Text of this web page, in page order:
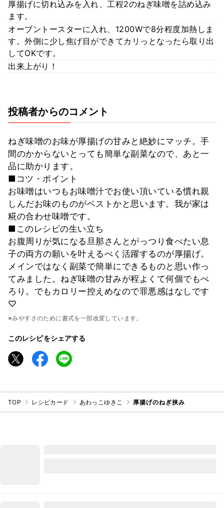
厚揚げに切れ込みを入れ、工程2のねぎ味噌を詰め込み
ます。
オーブントースターに入れ、1200Wで8分程度加熱しま
す。外側に少し焦げ目ができてカリっとなったら取り出
してOKです。
出来上がり！
投稿者からのコメント
ねぎ味噌のお味が厚揚げの甘みと絶妙にマッチ。手
間のかからないとっても簡単な副菜なので、あと一
品に助かります。
■コツ・ポイント
お味噌はいつもお味噌汁でお使い頂いている慣れ親
しんだお味のものがベストかと思います。我が家は
糀の合わせ味噌です。
■このレシピの生い立ち
お腹周りが気になる旦那さんとがっつり食べたい息
子の両方の願いを叶えるべく活躍するのが厚揚げ。
メインではなく副菜で簡単にできるものと思い作っ
てみました。ねぎ味噌の甘みが程よくて何個でもぺ
ろり。でもカロリー控えめなので罪悪感はなしです
♡
※みやすさのために書式を一部改変しています。
このレシピをシェアする
TOP レシピカード あわっこゆきこ 厚揚げのねぎ挟み